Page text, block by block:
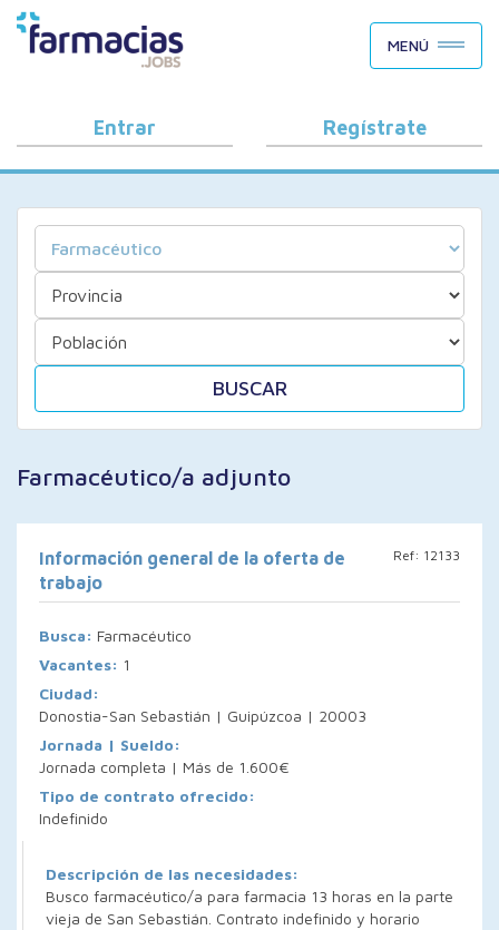
BUSCAR CANDIDATOS
OFERTAS DE EMPLEO
COMO FUNCIONA
PORQUÉ FARMACIAS.JOBS
BLOG
MENÚ
Entrar Regístrate
BUSCAR
Farmacéutico/a adjunto
Ref: 12133
Información general de la oferta de
trabajo
Busca: Farmacéutico
Vacantes: 1
Ciudad:
Donostia-San Sebastián | Guipúzcoa | 20003
Jornada | Sueldo:
Jornada completa | Más de 1.600€
Tipo de contrato ofrecido:
Indefinido
Descripción de las necesidades:
Busco farmacéutico/a para farmacia 13 horas en la parte
vieja de San Sebastián. Contrato indefinido y horario